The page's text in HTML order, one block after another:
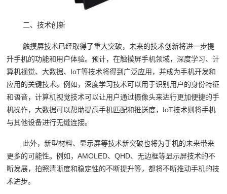
二、技术创新
触摸屏技术已经取得了重大突破，未来的技术创新将进一步提
升手机的功能和用户体验。预计，在触摸屏手机领域，深度学习、计
算机视觉、大数据、IoT等技术将得到广泛应用，并成为手机开发和
应用的关键技术。例如，深度学习技术可以用于识别用户的身份特征
和语音，计算机视觉技术可以让用户通过摄像头来进行更加便捷的手
机操作，大数据可以帮助提高手机匹配和推送度，IoT技术则将手机
与其他设备进行无缝连接。
此外，新型材料、显示屏等技术新突破也将为手机的未来带来
更多的可能性。例如，AMOLED、QHD、无边框等显示屏技术的不
断发展，拍照清晰度和稳定性的不断提升等，都将不断推动手机的技
术进步。